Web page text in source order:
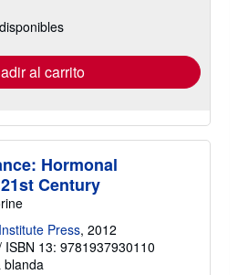
las
tarifas
al carrito
Hormonal
Century
Press, 2012
ISBN 13: 9781937930110
blanda